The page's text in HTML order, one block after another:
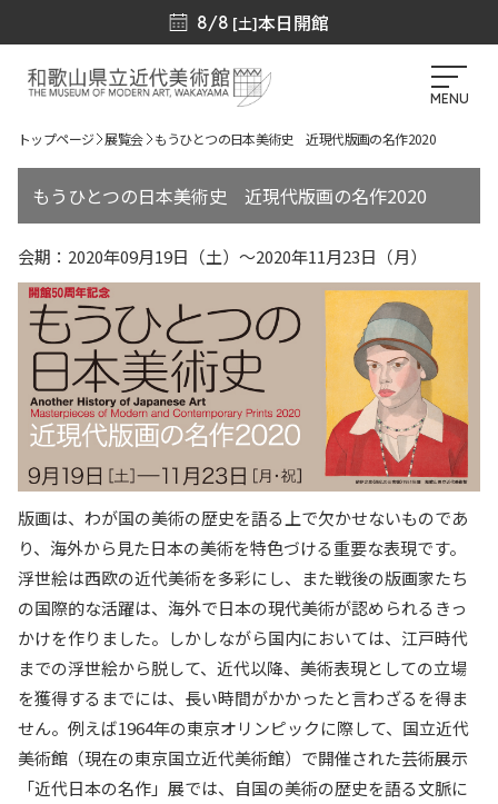
8/8 [土]本日開館
MENU
トップページ 展覧会 もうひとつの日本美術史 近現代版画の名作2020
もうひとつの日本美術史 近現代版画の名作2020
会期：2020年09月19日（土）～2020年11月23日（月）
版画は、わが国の美術の歴史を語る上で欠かせないものであ
り、海外から見た日本の美術を特色づける重要な表現です。
浮世絵は西欧の近代美術を多彩にし、また戦後の版画家たち
の国際的な活躍は、海外で日本の現代美術が認められるきっ
かけを作りました。しかしながら国内においては、江戸時代
までの浮世絵から脱して、近代以降、美術表現としての立場
を獲得するまでには、長い時間がかかったと言わざるを得ま
せん。例えば1964年の東京オリンピックに際して、国立近代
美術館（現在の東京国立近代美術館）で開催された芸術展示
「近代日本の名作」展では、自国の美術の歴史を語る文脈に